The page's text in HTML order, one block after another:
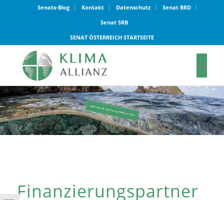
Senats-Blog Kontakt Datenschutz
Senat BRD
Senat SRB
SENAT ÖSTERREICH STARTSEITE
Finanzierungspartner